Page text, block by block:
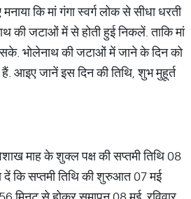
कि मां गंगा स्वर्ग लोक से सीधा धरती
की जटाओं में से होती हुई निकलें. ताकि मां
भोलेनाथ की जटाओं में जाने के दिन को
आइए जानें इस दिन की तिथि, शुभ मुहूर्त
माह के शुक्ल पक्ष की सप्तमी तिथि 08
दें कि सप्तमी तिथि की शुरुआत 07 मई